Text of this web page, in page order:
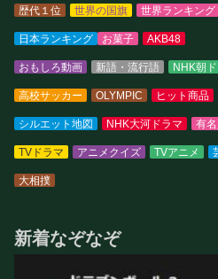
歴代１位 世界の国旗 世界ランキング
日本ランキング お菓子 AKB48
おもしろ動画 新語・流行語 NHK朝ド
高校サッカー OLYMPIC ヒット商品
シルエット地図 NHK大河ドラマ 有
TVドラマ アニメクイズ TVアニメ
大相撲
新着なぞなぞ